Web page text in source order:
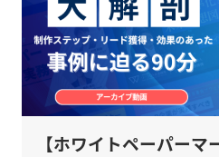
【ホワイトペーパーマ